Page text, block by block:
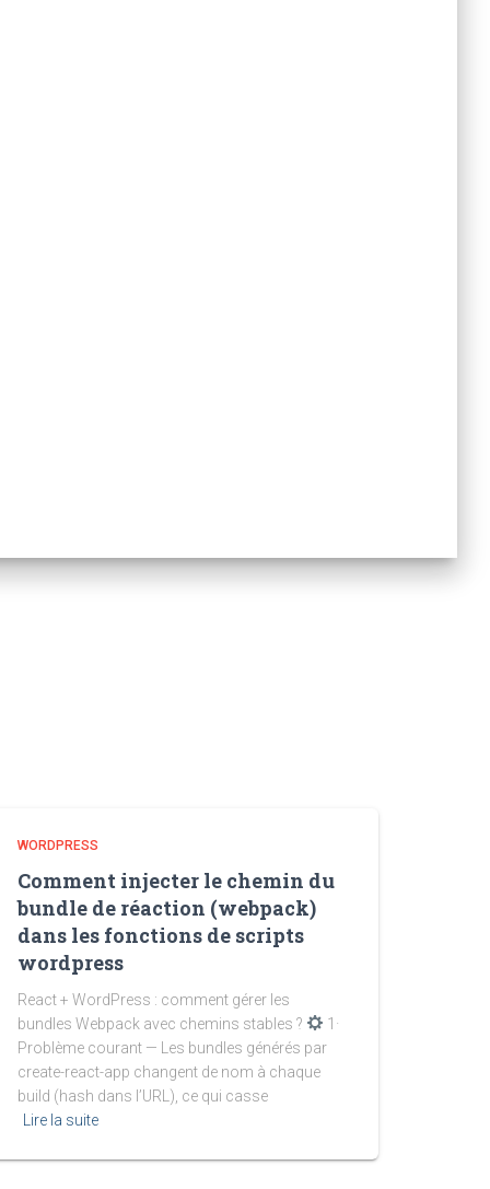
WORDPRESS
Comment injecter le chemin du
bundle de réaction (webpack)
dans les fonctions de scripts
wordpress
React + WordPress : comment gérer les
bundles Webpack avec chemins stables ?
1·
Problème courant — Les bundles générés par
create-react-app changent de nom à chaque
build (hash dans l’URL), ce qui casse
Lire la suite